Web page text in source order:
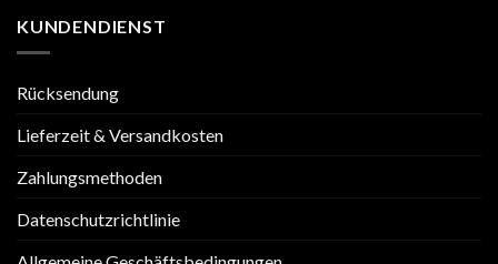
KUNDENDIENST
Rücksendung
Lieferzeit & Versandkosten
Zahlungsmethoden
Datenschutzrichtlinie